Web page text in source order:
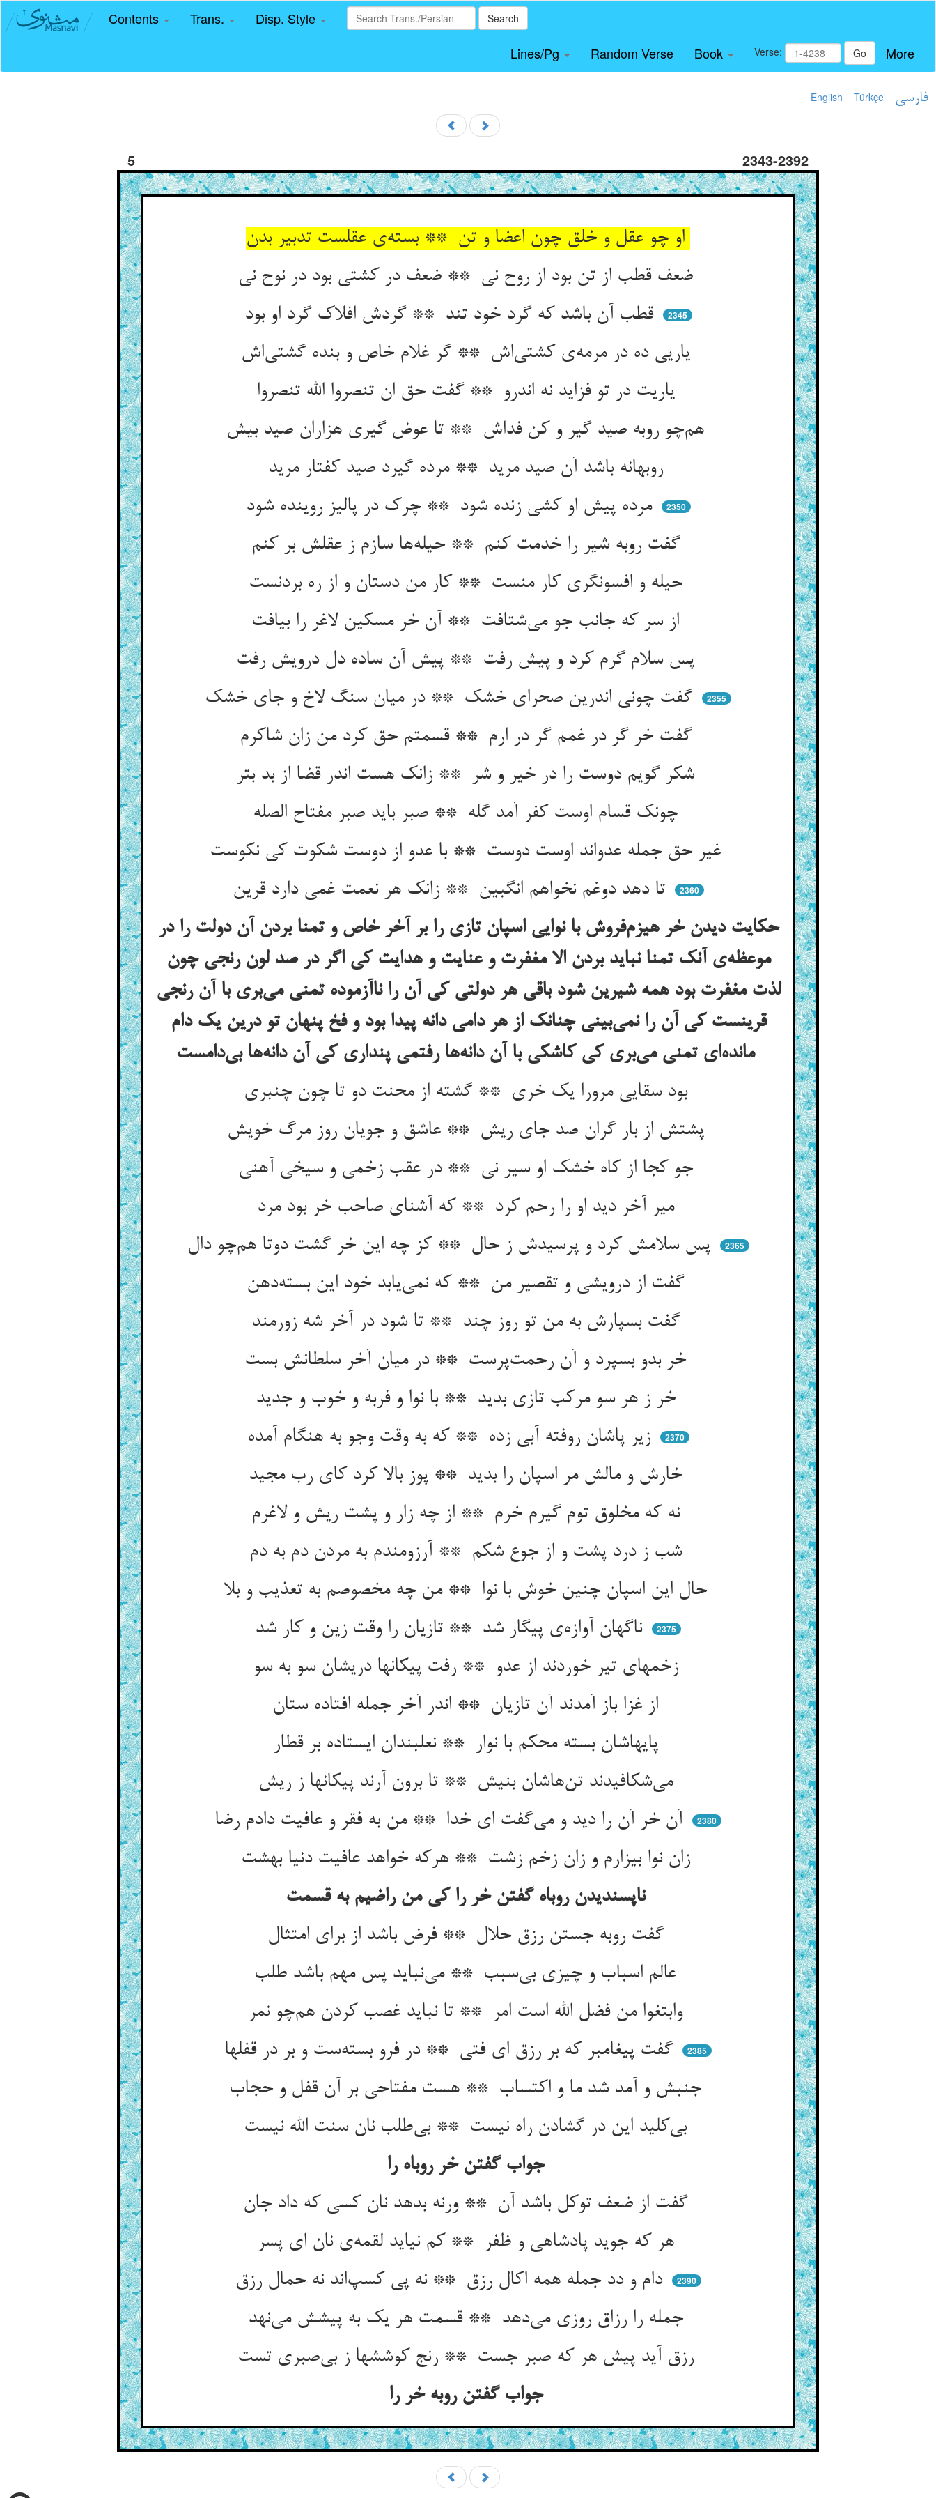
Contents Trans. Disp. Style Search
Lines/Pg Random Verse Book Verse: Go More
English Türkçe فارسی
5 2343-2392
ضعف قطب از تن بود از روح نی ** ضعف در کشتی بود در نوح نی
قطب آن باشد که گرد خود تند ** گردش افلاک گرد او بود
2345
یاریی ده در مرمه‌ی کشتی‌اش ** گر غلام خاص و بنده گشتی‌اش
یاریت در تو فزاید نه اندرو ** گفت حق ان تنصروا الله تنصروا
روبهانه باشد آن صید مرید ** مرده گیرد صید کفتار مرید
مرده پیش او کشی زنده شود ** چرک در پالیز روینده شود
2350
گفت روبه شیر را خدمت کنم ** حیله‌ها سازم ز عقلش بر کنم
حیله و افسونگری کار منست ** کار من دستان و از ره بردنست
گفت چونی اندرین صحرای خشک ** در میان سنگ لاخ و جای خشک
2355
گفت خر گر در غمم گر در ارم ** قسمتم حق کرد من زان شاکرم
شکر گویم دوست را در خیر و شر ** زانک هست اندر قضا از بد بتر
تا دهد دوغم نخواهم انگبین ** زانک هر نعمت غمی دارد قرین
2360
حکایت دیدن خر هیزم‌فروش با نوایی اسپان تازی را بر آخر خاص و تمنا بردن آن دولت را در
موعظه‌ی آنک تمنا نباید بردن الا مغفرت و عنایت و هدایت کی اگر در صد لون رنجی چون
لذت مغفرت بود همه شیرین شود باقی هر دولتی کی آن را ناآزموده تمنی می‌بری با آن رنجی
قرینست کی آن را نمی‌بینی چنانک از هر دامی دانه پیدا بود و فخ پنهان تو درین یک دام
مانده‌ای تمنی می‌بری کی کاشکی با آن دانه‌ها رفتمی پنداری کی آن دانه‌ها بی‌دامست
بود سقایی مرورا یک خری ** گشته از محنت دو تا چون چنبری
پشتش از بار گران صد جای ریش ** عاشق و جویان روز مرگ خویش
جو کجا از کاه خشک او سیر نی ** در عقب زخمی و سیخی آهنی
میر آخر دید او را رحم کرد ** که آشنای صاحب خر بود مرد
پس سلامش کرد و پرسیدش ز حال ** کز چه این خر گشت دوتا هم‌چو دال
2365
گفت از درویشی و تقصیر من ** که نمی‌یابد خود این بسته‌دهن
گفت بسپارش به من تو روز چند ** تا شود در آخر شه زورمند
خر ز هر سو مرکب تازی بدید ** با نوا و فربه و خوب و جدید
زیر پاشان روفته آبی زده ** که به وقت وجو به هنگام آمده
2370
نه که مخلوق توم گیرم خرم ** از چه زار و پشت ریش و لاغرم
شب ز درد پشت و از جوع شکم ** آرزومندم به مردن دم به دم
ناگهان آوازه‌ی پیگار شد ** تازیان را وقت زین و کار شد
2375
زخمهای تیر خوردند از عدو ** رفت پیکانها دریشان سو به سو
پایهاشان بسته محکم با نوار ** نعلبندان ایستاده بر قطار
می‌شکافیدند تن‌هاشان بنیش ** تا برون آرند پیکانها ز ریش
2380
زان نوا بیزارم و زان زخم زشت ** هرکه خواهد عافیت دنیا بهشت
ناپسندیدن روباه گفتن خر را کی من راضیم به قسمت
گفت روبه جستن رزق حلال ** فرض باشد از برای امتثال
وابتغوا من فضل الله است امر ** تا نباید غصب کردن هم‌چو نمر
گفت پیغامبر که بر رزق ای فتی ** در فرو بسته‌ست و بر در قفلها
2385
بی‌کلید این در گشادن راه نیست ** بی‌طلب نان سنت الله نیست
جواب گفتن خر روباه را
گفت از ضعف توکل باشد آن ** ورنه بدهد نان کسی که داد جان
هر که جوید پادشاهی و ظفر ** کم نیاید لقمه‌ی نان ای پسر
دام و دد جمله همه اکال رزق ** نه پی کسپ‌اند نه حمال رزق
2390
جمله را رزاق روزی می‌دهد ** قسمت هر یک به پیشش می‌نهد
رزق آید پیش هر که صبر جست ** رنج کوششها ز بی‌صبری تست
جواب گفتن روبه خر را